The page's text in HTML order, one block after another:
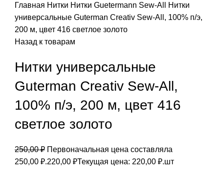
Главная Нитки Нитки Guetermann Sew-All
Нитки
универсальные Guterman Creativ Sew-All, 100% п/э,
200 м, цвет 416 светлое золото
Назад к товарам
Нитки универсальные
Guterman Creativ Sew-All,
100% п/э, 200 м, цвет 416
светлое золото
250,00₽ Первоначальная цена составляла
250,00 ₽.220,00 ₽Текущая цена: 220,00 ₽.шт